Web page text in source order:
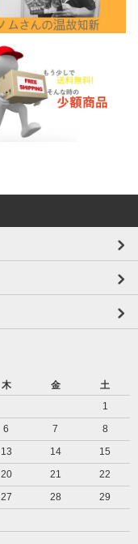
木 金
土
1
6 7
8
13 14
15
20 21
22
27 28
29